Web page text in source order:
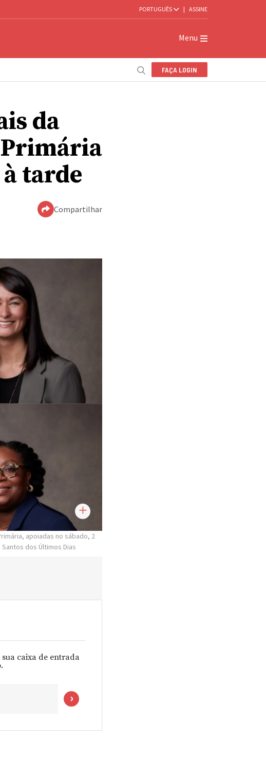
PORTUGUÊS | ASSINE
Menu
FAÇA LOGIN
da
Primária
tarde
Compartilhar
apoiadas no sábado, 2
dos Últimos Dias
caixa de entrada